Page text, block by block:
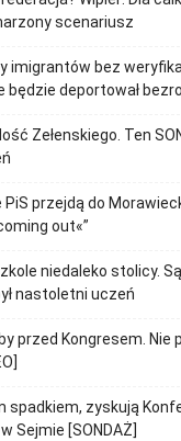
scenariusz
imigrantów bez
będzie deportował
Zełenskiego. Ten
PiS przejdą do
out«”
niedaleko stolicy.
nastoletni uczeń
przed Kongresem. Nie
spadkiem, zyskują
Sejmie [SONDAŻ]